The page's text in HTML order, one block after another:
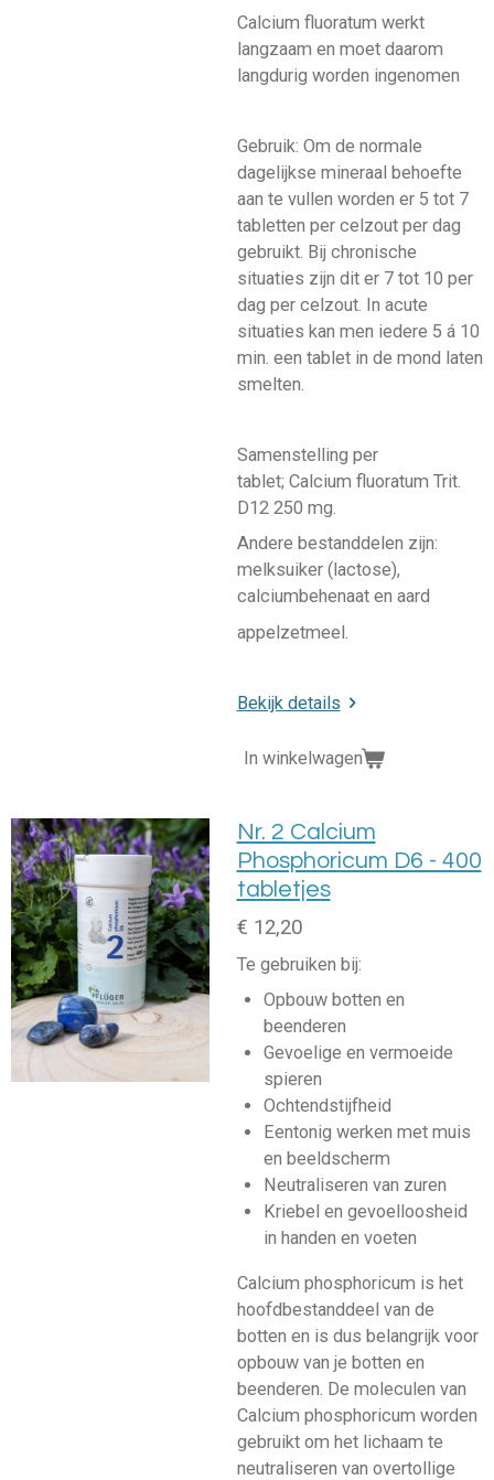
Calcium fluoratum werkt
langzaam en moet daarom
langdurig worden ingenomen
Gebruik: Om de normale
dagelijkse mineraal behoefte
aan te vullen worden er 5 tot 7
tabletten per celzout per dag
gebruikt. Bij chronische
situaties zijn dit er 7 tot 10 per
dag per celzout. In acute
situaties kan men iedere 5 á 10
min. een tablet in de mond laten
smelten.
Samenstelling per
tablet; Calcium fluoratum Trit.
D12 250 mg.
Andere bestanddelen zijn:
melksuiker (lactose),
calciumbehenaat en aard
appelzetmeel.
Bekijk details
In winkelwagen
Nr. 2 Calcium
Phosphoricum D6 - 400
tabletjes
€ 12,20
Te gebruiken bij:
Opbouw botten en
beenderen
Gevoelige en vermoeide
spieren
Ochtendstijfheid
Eentonig werken met muis
en beeldscherm
Neutraliseren van zuren
Kriebel en gevoelloosheid
in handen en voeten
Calcium phosphoricum is het
hoofdbestanddeel van de
botten en is dus belangrijk voor
opbouw van je botten en
beenderen. De moleculen van
Calcium phosphoricum worden
gebruikt om het lichaam te
neutraliseren van overtollige